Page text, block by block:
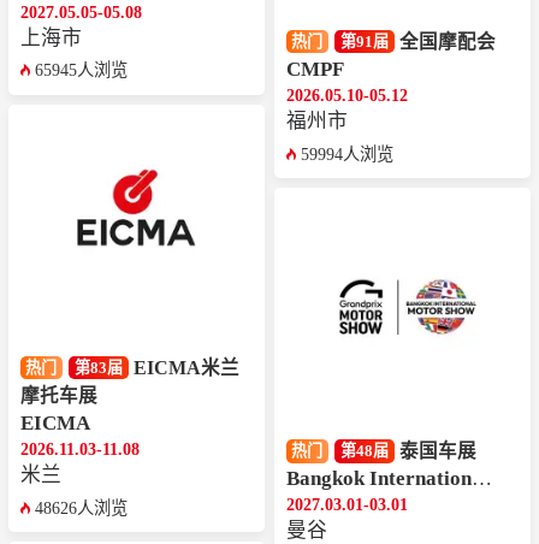
2027.05.05-05.08
上海市
65945人浏览
热门 第83届
EICMA米兰
摩托车展
EICMA
2026.11.03-11.08
米兰
48626人浏览
热门 第91届 全国摩配会
CMPF
2026.05.10-05.12
福州市
59994人浏览
热门 第48届 泰国车展
Bangkok International Motor Show
2027.03.01-03.01
曼谷